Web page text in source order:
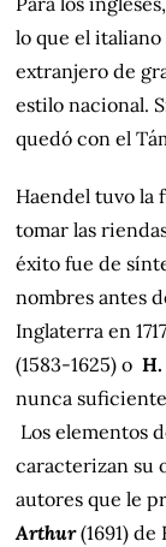
lo que el italiano
extranjero de
estilo nacional.
quedó con el
Haendel tuvo la
tomar las
éxito fue de
nombres antes
Inglaterra en
(1583-1625) o
nunca
Los elementos
caracterizan su
autores que le
Arthur (1691)